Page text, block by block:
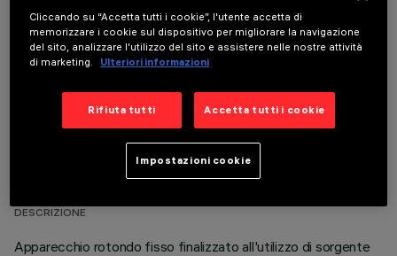
COMPONENTI OPZIONALI
DATI TECNICI
ULTIMO AGGIORNAMENTO: 05/08/2026
DESCRIZIONE
Apparecchio rotondo fisso finalizzato all'utilizzo di sorgente
Cliccando su “Accetta tutti i cookie”, l'utente accetta di
memorizzare i cookie sul dispositivo per migliorare la navigazione
del sito, analizzare l'utilizzo del sito e assistere nelle nostre attività
di marketing.
Ulteriori informazioni
Rifiuta tutti Accetta tutti i cookie
Impostazioni cookie